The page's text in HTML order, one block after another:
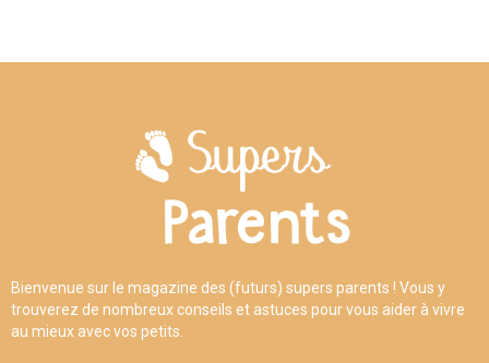
Bienvenue sur le magazine des (futurs) supers parents ! Vous y
trouverez de nombreux conseils et astuces pour vous aider à vivre
au mieux avec vos petits.